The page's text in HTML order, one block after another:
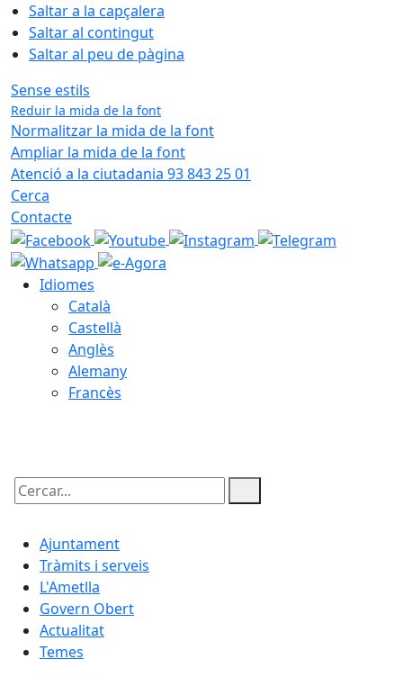
Saltar a la capçalera
Saltar al contingut
Saltar al peu de pàgina
Sense estils
Reduir la mida de la font
Normalitzar la mida de la font
Ampliar la mida de la font
Atenció a la ciutadania 93 843 25 01
Cerca
Contacte
Idiomes
Català
Castellà
Anglès
Alemany
Francès
Cercar:
Ajuntament
Tràmits i serveis
L'Ametlla
Govern Obert
Actualitat
Temes